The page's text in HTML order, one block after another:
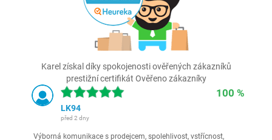
Karel získal díky spokojenosti ověřených zákazníků
prestižní certifikát Ověřeno zákazníky
100 %
LK94
před 2 dny
Výborná komunikace s prodejcem, spolehlivost, vstřícnost,